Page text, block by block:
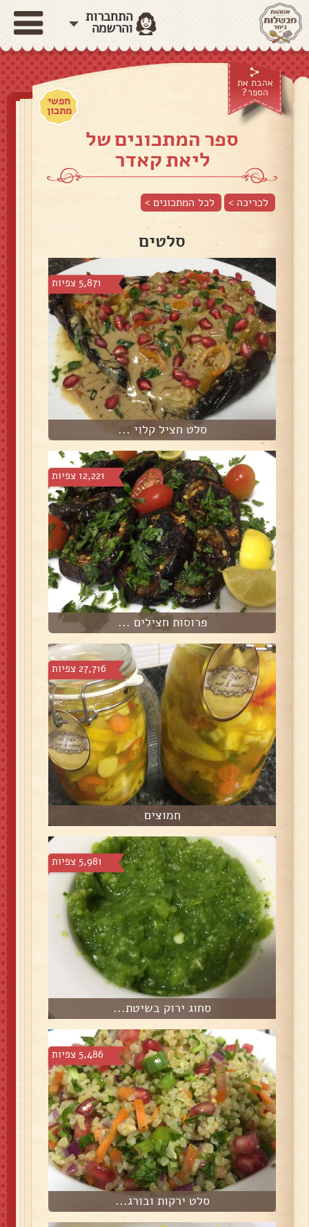
התחברות
והרשמה
אהבת את
הספר?
חפשי
מתכון
ספר המתכונים של
ליאת קאדר
לכריכה > לכל המתכונים >
סלטים
5,871 צפיות
סלט חציל קלוי ...
12,221 צפיות
פרוסות חצילים ...
27,716 צפיות
חמוצים
5,981 צפיות
סחוג ירוק בשיטת...
5,486 צפיות
סלט ירקות ובורג...